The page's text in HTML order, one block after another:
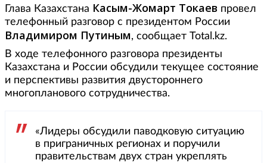
Глава Казахстана Касым-Жомарт Токаев провел
телефонный разговор с президентом России
Владимиром Путиным, сообщает Total.kz.
В ходе телефонного разговора президенты
Казахстана и России обсудили текущее состояние
и перспективы развития двустороннего
многопланового сотрудничества.
«Лидеры обсудили паводковую ситуацию
в приграничных регионах и поручили
правительствам двух стран укреплять